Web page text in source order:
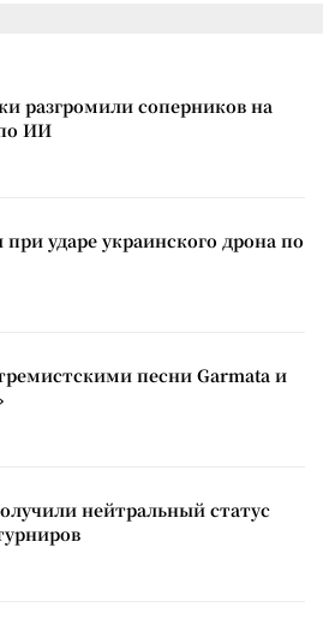
разгромили соперников на
ИИ
при ударе украинского дрона по
песни Garmata и
нейтральный статус